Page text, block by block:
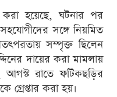
হয়েছে, ঘটনার পর
সঙ্গে নিয়মিত
সম্পৃক্ত ছিলেন
দায়ের করা মামলায়
আগস্ট রাতে ফটিকছড়ির
গ্রেপ্তার করা হয়।